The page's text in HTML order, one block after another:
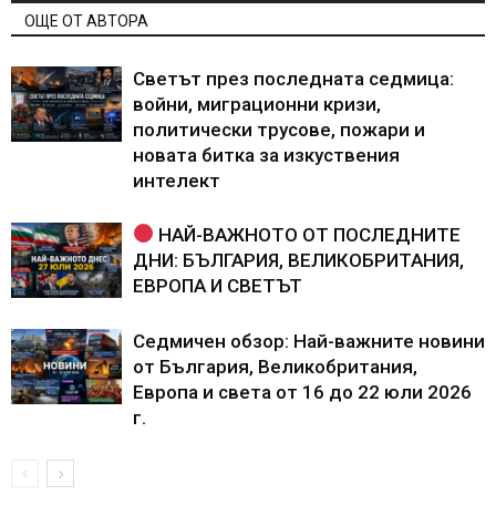
ОЩЕ ОТ АВТОРА
Светът през последната седмица:
войни, миграционни кризи,
политически трусове, пожари и
новата битка за изкуствения
интелект
НАЙ-ВАЖНОТО ОТ ПОСЛЕДНИТЕ
ДНИ: БЪЛГАРИЯ, ВЕЛИКОБРИТАНИЯ,
ЕВРОПА И СВЕТЪТ
Седмичен обзор: Най-важните новини
от България, Великобритания,
Европа и света от 16 до 22 юли 2026
г.